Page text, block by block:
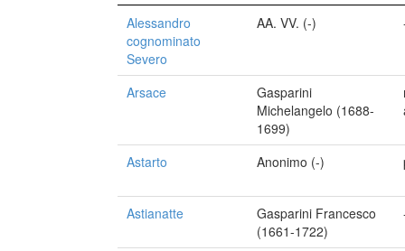
Alessandro
cognominato
Severo
AA. VV. (-)
Arsace
Gasparini
Michelangelo (1688-
1699)
Astarto Anonimo (-)
Astianatte
Gasparini Francesco
(1661-1722)